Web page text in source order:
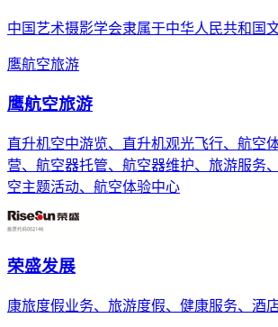
中国艺术摄影学会隶属于中华人民共和国
鹰航空旅游
鹰航空旅游
直升机空中游览、直升机观光飞行、航空
营、航空器托管、航空器维护、旅游服务
空主题活动、航空体验中心
荣盛发展
康旅度假业务、旅游度假、健康服务、酒